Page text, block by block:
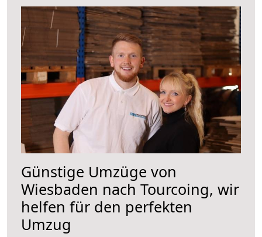
Günstige Umzüge von
Wiesbaden nach Tourcoing, wir
helfen für den perfekten
Umzug